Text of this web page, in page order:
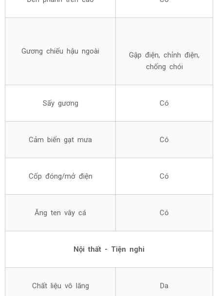
Gương chiếu hậu ngoài
Gập điện, chỉnh điện,
chống chói
Sấy gương Có
Cảm biến gạt mưa Có
Cốp đóng/mở điện Có
Ăng ten vây cá Có
Nội thất - Tiện nghi
Chất liệu vô lăng Da